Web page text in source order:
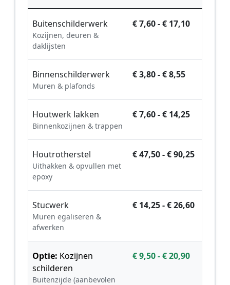
Buitenschilderwerk
Kozijnen, deuren &
daklijsten
€ 7,60 - € 17,10
Binnenschilderwerk
Muren & plafonds
€ 3,80 - € 8,55
Houtwerk lakken
Binnenkozijnen & trappen
€ 7,60 - € 14,25
Houtrotherstel
Uithakken & opvullen met
epoxy
€ 47,50 - € 90,25
Stucwerk
Muren egaliseren &
afwerken
€ 14,25 - € 26,60
Optie: Kozijnen
schilderen
Buitenzijde (aanbevolen
€ 9,50 - € 20,90